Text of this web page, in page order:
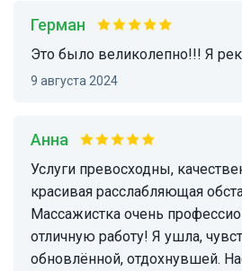
Герман
Это было великолепно!!! Я
9 августа 2024
Анна
Услуги превосходны, качественные продукты,
красивая расслабляющая
Массажистка очень
отличную работу! Я ушла,
обновлённой, отдохнувшей.